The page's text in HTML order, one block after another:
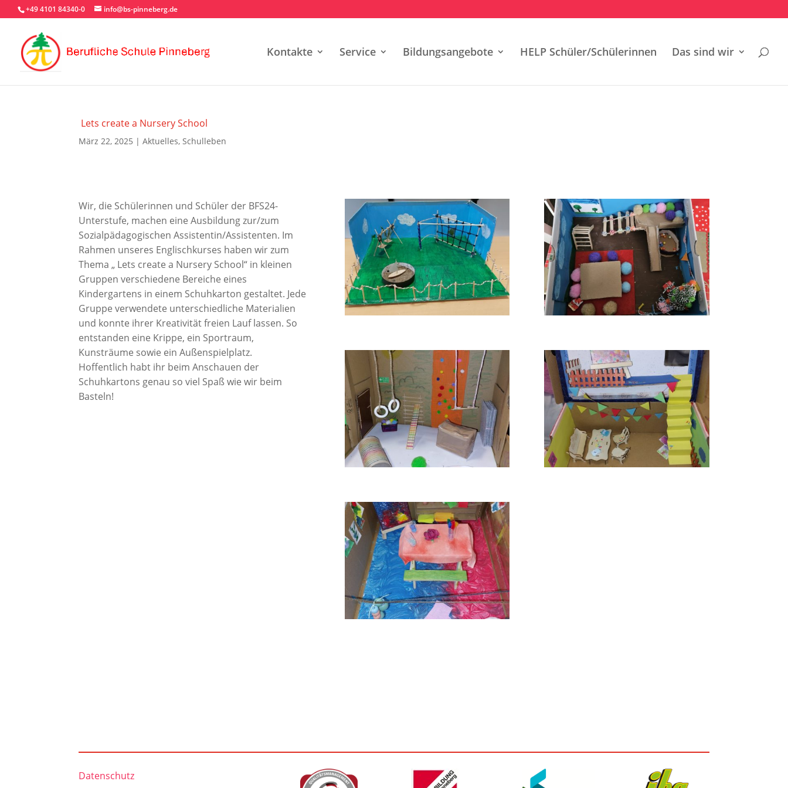
+49 4101 84340-0 info@bs-pinneberg.de
Kontakte Service Bildungsangebote HELP Schüler/Schülerinnen Das sind wir
Lets create a Nursery School
März 22, 2025 |Aktuelles,Schulleben
Wir, die Schülerinnen und Schüler der BFS24-
Unterstufe, machen eine Ausbildung zur/zum
Sozialpädagogischen Assistentin/Assistenten. Im
Rahmen unseres Englischkurses haben wir zum
Thema „ Lets create a Nursery School“ in kleinen
Gruppen verschiedene Bereiche eines
Kindergartens in einem Schuhkarton gestaltet. Jede
Gruppe verwendete unterschiedliche Materialien
und konnte ihrer Kreativität freien Lauf lassen. So
entstanden eine Krippe, ein Sportraum,
Kunsträume sowie ein Außenspielplatz.
Hoffentlich habt ihr beim Anschauen der
Schuhkartons genau so viel Spaß wie wir beim
Basteln!
Datenschutz